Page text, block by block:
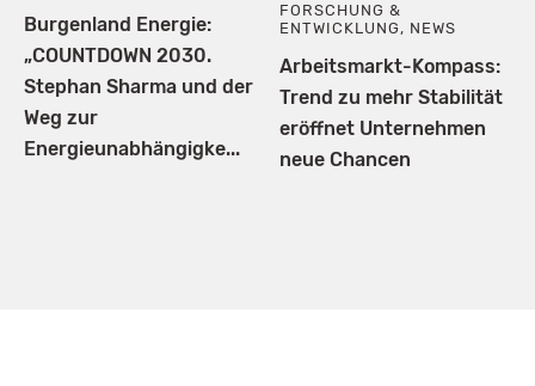
Burgenland Energie:
„COUNTDOWN 2030.
Stephan Sharma und der
Weg zur
Energieunabhängigke...
FORSCHUNG &
ENTWICKLUNG, NEWS
Arbeitsmarkt-Kompass:
Trend zu mehr Stabilität
eröffnet Unternehmen
neue Chancen